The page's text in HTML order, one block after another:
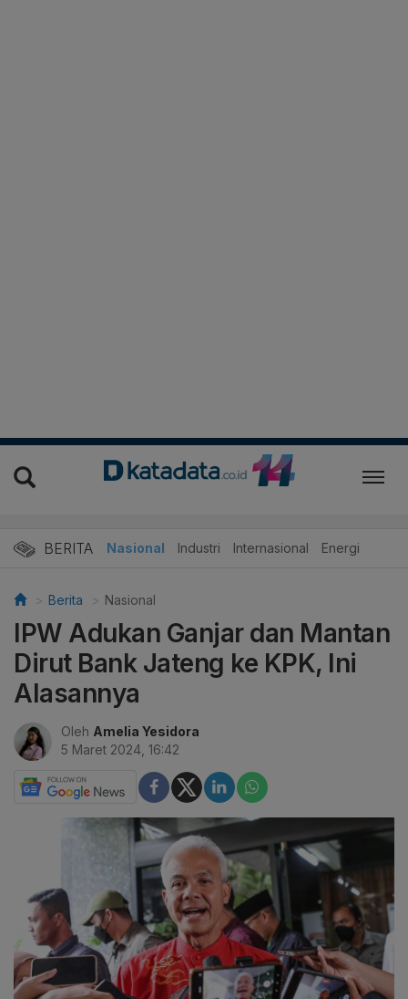
BERITA Nasional Industri Internasional Energi
Berita Nasional
IPW Adukan Ganjar dan Mantan
Dirut Bank Jateng ke KPK, Ini
Alasannya
Oleh Amelia Yesidora
5 Maret 2024, 16:42